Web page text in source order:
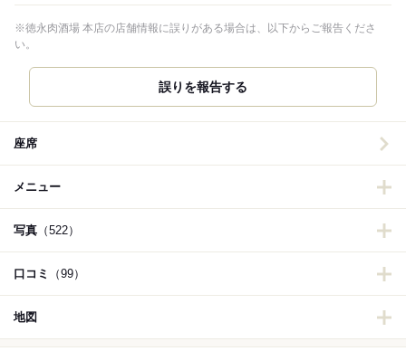
※徳永肉酒場 本店の店舗情報に誤りがある場合は、以下からご報告くださ
い。
誤りを報告する
座席
メニュー
写真 （522）
口コミ （99）
地図